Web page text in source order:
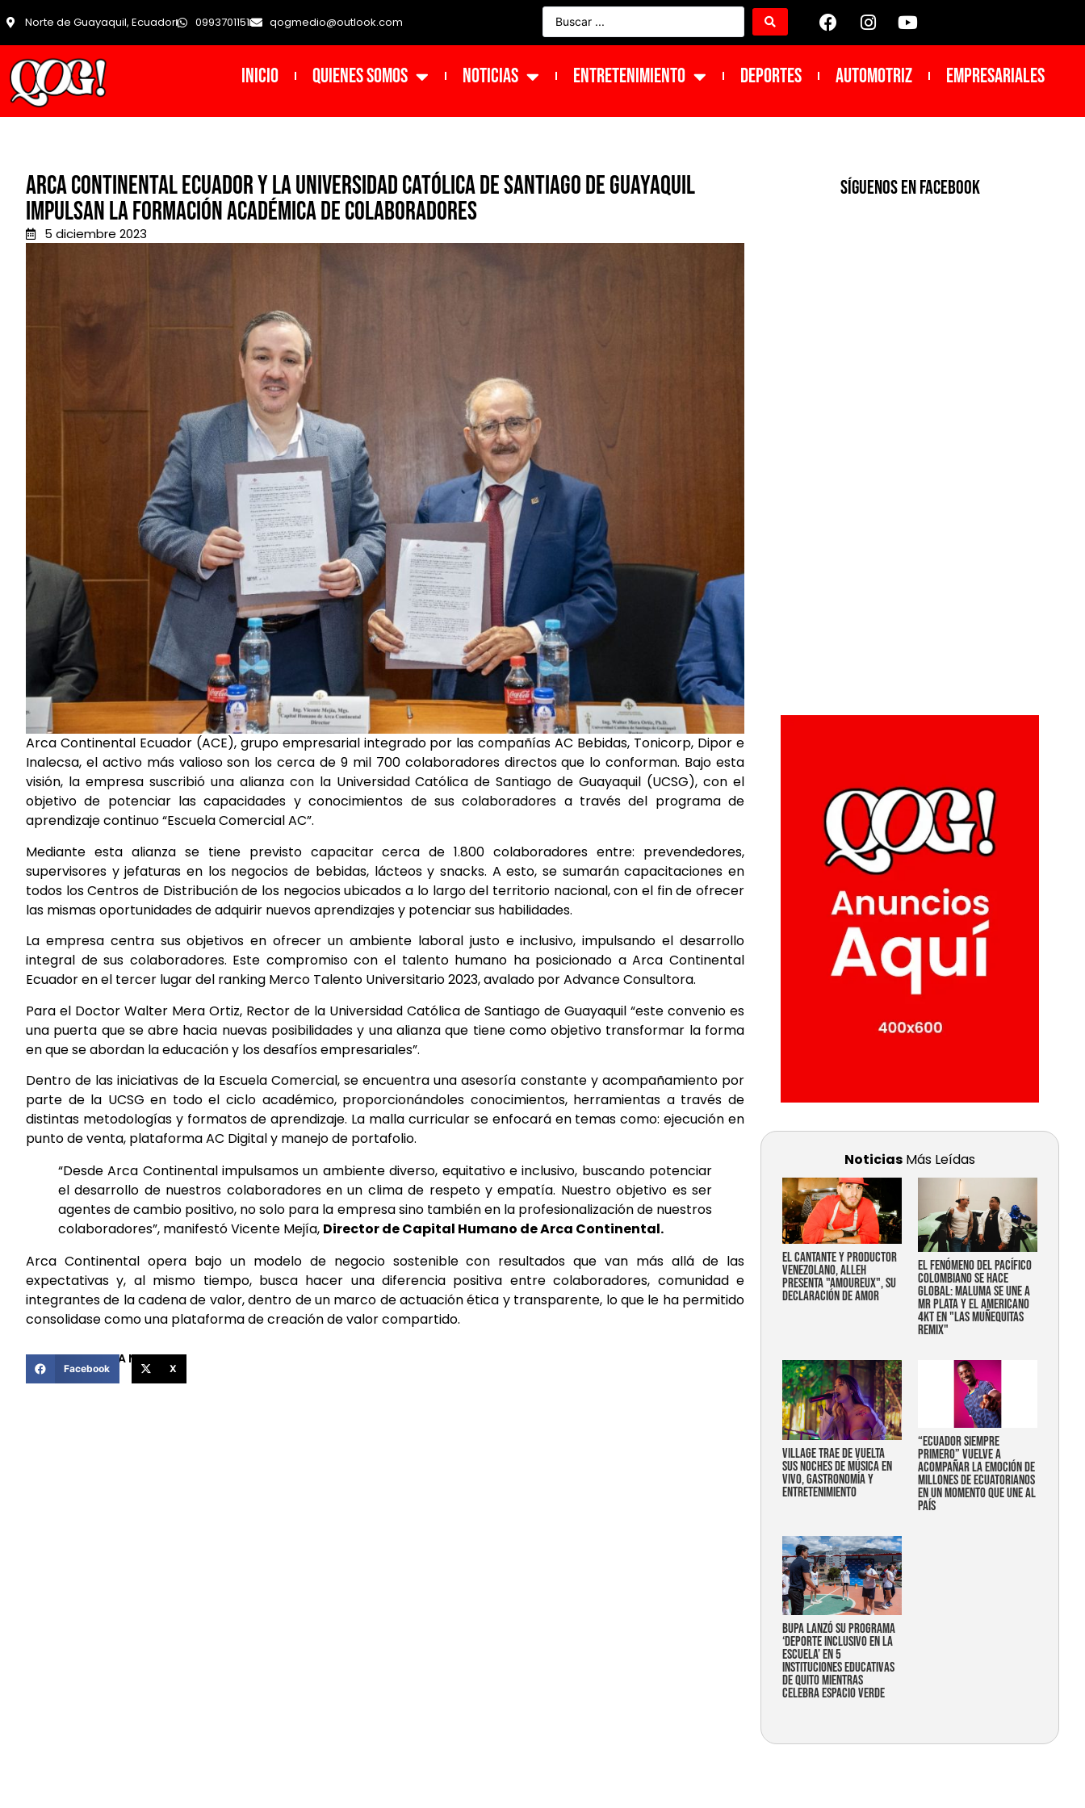
Norte de Guayaquil, Ecuador 0993701151 qogmedio@outlook.com
INICIO Quienes Somos NOTICIAS ENTRETENIMIENTO DEPORTES Automotriz Empresariales
Arca Continental Ecuador y la Universidad Católica de Santiago de Guayaquil
impulsan la formación académica de colaboradores
5 diciembre 2023
Arca Continental Ecuador (ACE), grupo empresarial integrado por las compañías AC Bebidas, Tonicorp, Dipor e
Inalecsa, el activo más valioso son los cerca de 9 mil 700 colaboradores directos que lo conforman. Bajo esta
visión, la empresa suscribió una alianza con la Universidad Católica de Santiago de Guayaquil (UCSG), con el
objetivo de potenciar las capacidades y conocimientos de sus colaboradores a través del programa de
aprendizaje continuo “Escuela Comercial AC”.
Mediante esta alianza se tiene previsto capacitar cerca de 1.800 colaboradores entre: prevendedores,
supervisores y jefaturas en los negocios de bebidas, lácteos y snacks. A esto, se sumarán capacitaciones en
todos los Centros de Distribución de los negocios ubicados a lo largo del territorio nacional, con el fin de ofrecer
las mismas oportunidades de adquirir nuevos aprendizajes y potenciar sus habilidades.
La empresa centra sus objetivos en ofrecer un ambiente laboral justo e inclusivo, impulsando el desarrollo
integral de sus colaboradores. Este compromiso con el talento humano ha posicionado a Arca Continental
Ecuador en el tercer lugar del ranking Merco Talento Universitario 2023, avalado por Advance Consultora.
Para el Doctor Walter Mera Ortiz, Rector de la Universidad Católica de Santiago de Guayaquil “este convenio es
una puerta que se abre hacia nuevas posibilidades y una alianza que tiene como objetivo transformar la forma
en que se abordan la educación y los desafíos empresariales”.
Dentro de las iniciativas de la Escuela Comercial, se encuentra una asesoría constante y acompañamiento por
parte de la UCSG en todo el ciclo académico, proporcionándoles conocimientos, herramientas a través de
distintas metodologías y formatos de aprendizaje. La malla curricular se enfocará en temas como: ejecución en
punto de venta, plataforma AC Digital y manejo de portafolio.
“Desde Arca Continental impulsamos un ambiente diverso, equitativo e inclusivo, buscando potenciar
el desarrollo de nuestros colaboradores en un clima de respeto y empatía. Nuestro objetivo es ser
agentes de cambio positivo, no solo para la empresa sino también en la profesionalización de nuestros
colaboradores”, manifestó Vicente Mejía, Director de Capital Humano de Arca Continental.
Arca Continental opera bajo un modelo de negocio sostenible con resultados que van más allá de las
expectativas y, al mismo tiempo, busca hacer una diferencia positiva entre colaboradores, comunidad e
integrantes de la cadena de valor, dentro de un marco de actuación ética y transparente, lo que le ha permitido
consolidase como una plataforma de creación de valor compartido.
COMPARTIR ESTA NOTICIA
Facebook X
SíGUENOS EN FACEBOOK
Noticias Más Leídas
EL CANTANTE Y PRODUCTOR
VENEZOLANO, ALLEH
PRESENTA "AMOUREUX", SU
DECLARACIÓN DE AMOR
EL FENÓMENO DEL PACÍFICO
COLOMBIANO SE HACE
GLOBAL: MALUMA SE UNE A
MR PLATA Y EL AMERICANO
4KT EN "LAS MUÑEQUITAS
REMIX"
Village trae de vuelta
sus noches de música en
vivo, gastronomía y
entretenimiento
“Ecuador siempre
primero” vuelve a
acompañar la emoción de
millones de ecuatorianos
en un momento que une al
país
Bupa lanzó su programa
‘Deporte Inclusivo en la
Escuela’ en 5
instituciones educativas
de Quito mientras
celebra espacio verde